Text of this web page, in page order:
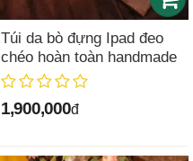
Túi da bò đựng Ipad đeo
chéo hoàn toàn handmade
1,900,000đ